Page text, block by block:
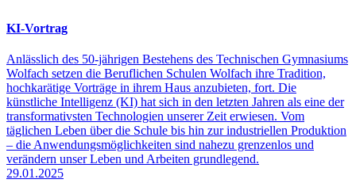
KI-Vortrag
Anlässlich des 50-jährigen Bestehens des Technischen Gymnasiums
Wolfach setzen die Beruflichen Schulen Wolfach ihre Tradition,
hochkarätige Vorträge in ihrem Haus anzubieten, fort. Die
künstliche Intelligenz (KI) hat sich in den letzten Jahren als eine der
transformativsten Technologien unserer Zeit erwiesen. Vom
täglichen Leben über die Schule bis hin zur industriellen Produktion
– die Anwendungsmöglichkeiten sind nahezu grenzenlos und
verändern unser Leben und Arbeiten grundlegend.
29.01.2025